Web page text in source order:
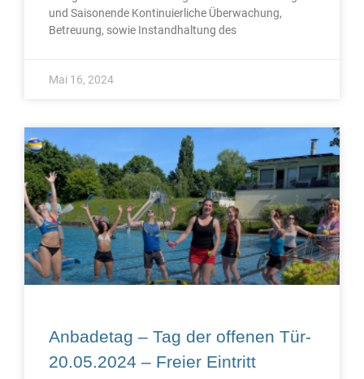
und Saisonende Kontinuierliche Überwachung,
Betreuung, sowie Instandhaltung des
Mai 16, 2024
Anbadetag – Tag der offenen Tür-
20.05.2024 – Freier Eintritt